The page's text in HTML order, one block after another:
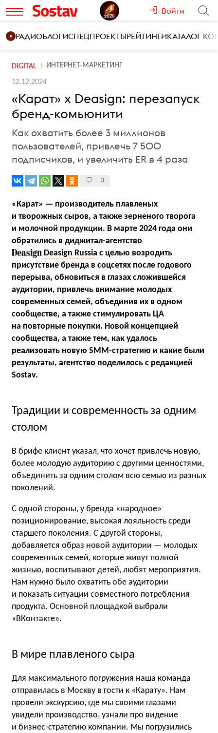
Войти
РАДИОБЛОГИСПЕЦПРОЕКТЫРЕЙТИНГИКАТАЛОГ
DIGITAL ИНТЕРНЕТ-МАРКЕТИНГ
12.12.2024
«Карат» x Deasign: перезапуск
бренд-комьюнити
Как охватить более 3 миллионов
пользователей, привлечь 7 500
подписчиков, и увеличить ER в 4 раза
3
«Карат» — производитель плавленых
и творожных сыров, а также зерненого творога
и молочной продукции. В марте 2024 года они
обратились в диджитал-агентство
Deasign Russia с целью возродить
присутствие бренда в соцсетях после годового
перерыва, обновиться в глазах сложившейся
аудитории, привлечь внимание молодых
современных семей, объединив их в одном
сообществе, а также стимулировать ЦА
на повторные покупки. Новой концепцией
сообщества, а также тем, как удалось
реализовать новую SMM-стратегию и какие были
результаты, агентство поделилось с редакцией
Sostav.
Традиции и современность за одним
столом
В брифе клиент указал, что хочет привлечь новую,
более молодую аудиторию с другими ценностями,
объединить за одним столом всю семью из разных
поколений.
С одной стороны, у бренда «народное»
позиционирование, высокая лояльность среди
старшего поколения. С другой стороны,
добавляется образ новой аудитории — молодых
современных семей, которые живут полной
жизнью, воспитывают детей, любят мероприятия.
Нам нужно было охватить обе аудитории
и показать ситуации совместного потребления
продукта. Основной площадкой выбрали
«ВКонтакте».
В мире плавленого сыра
Для максимального погружения наша команда
отправилась в Москву в гости к «Карату». Нам
провели экскурсию, где мы своими глазами
увидели производство, узнали про видение
и бизнес-стратегию компании. Мы погрузились